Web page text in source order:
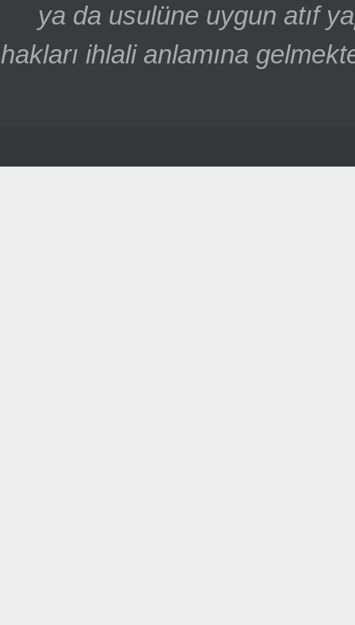
ya da usulüne uygun atıf
hakları ihlali anlamına